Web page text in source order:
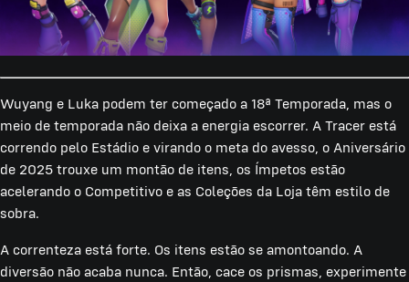
Wuyang e Luka podem ter começado a 18ª Temporada, mas o
meio de temporada não deixa a energia escorrer. A Tracer está
correndo pelo Estádio e virando o meta do avesso, o Aniversário
de 2025 trouxe um montão de itens, os Ímpetos estão
acelerando o Competitivo e as Coleções da Loja têm estilo de
sobra.
A correnteza está forte. Os itens estão se amontoando. A
diversão não acaba nunca. Então, cace os prismas, experimente